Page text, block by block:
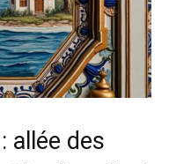
allée des